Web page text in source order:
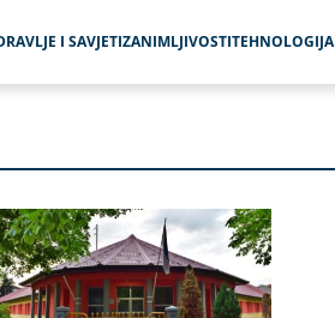
I SAVJETIZANIMLJIVOSTITEHNOLOGIJA